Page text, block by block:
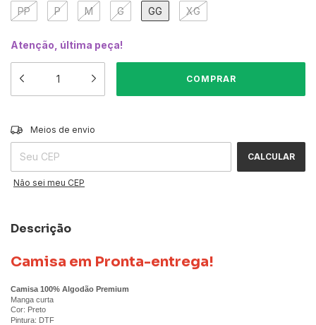
PP P M G GG XG
Atenção, última peça!
Entregas para o CEP:
Meios de envio
CALCULAR
Não sei meu CEP
Descrição
Camisa em Pronta-entrega!
Camisa 100% Algodão Premium
Manga curta
Cor: Preto
Pintura: DTF